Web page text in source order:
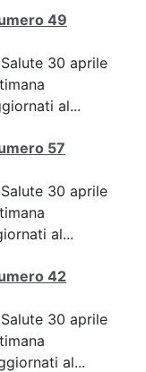
49
30 aprile
al...
57
30 aprile
al...
42
30 aprile
al...